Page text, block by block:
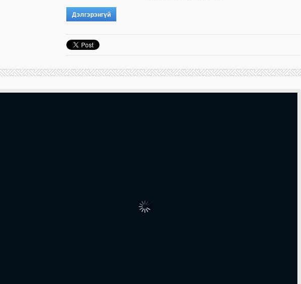
Дэлгэрэнгүй